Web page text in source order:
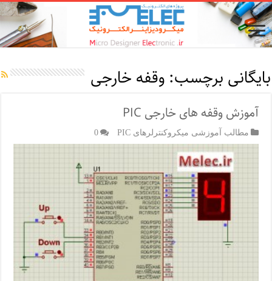
بایگانی برچسب:وقفه خارجی
آموزش وقفه های خارجی PIC
مطالب آموزشی میکروکنترلرهای PIC 0